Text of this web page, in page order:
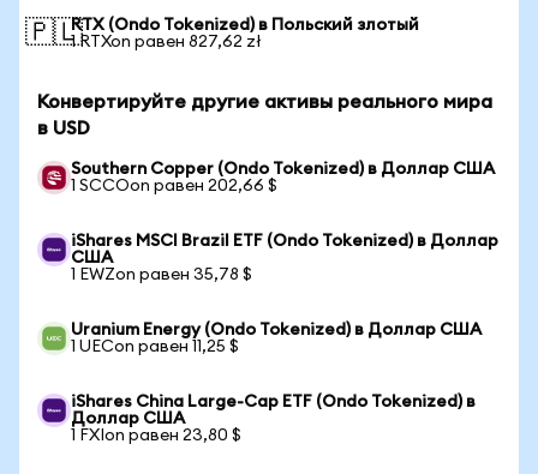
🇵🇱RTX (Ondo Tokenized) в Польский злотый
1 RTXon равен 827,62 zł
Конвертируйте другие активы реального мира
в USD
Southern Copper (Ondo Tokenized) в Доллар США
1 SCCOon равен 202,66 $
iShares MSCI Brazil ETF (Ondo Tokenized) в Доллар
США
1 EWZon равен 35,78 $
Uranium Energy (Ondo Tokenized) в Доллар США
1 UECon равен 11,25 $
iShares China Large-Cap ETF (Ondo Tokenized) в
Доллар США
1 FXIon равен 23,80 $